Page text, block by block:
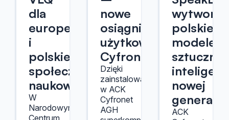
dla
europejskiej
i
polskiej
społeczności
naukowej
W
Narodowym
Centrum
nowe
osiągnięcia
użytkowników
Cyfronetu
Dzięki
zainstalowanym
w ACK
Cyfronet
AGH
wytworzą
polskie
modele
sztucznej
nowej
generacji
ACK